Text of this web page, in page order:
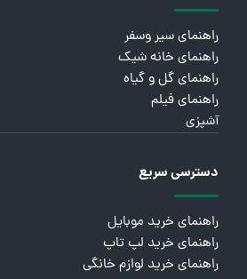
راهنمای سیر وسفر
راهنمای خانه شیک
راهنمای گل و گیاه
راهنمای فیلم
آشپزی
دسترسی سریع
راهنمای خرید موبایل
راهنمای خرید لپ تاپ
راهنمای خرید لوازم خانگی